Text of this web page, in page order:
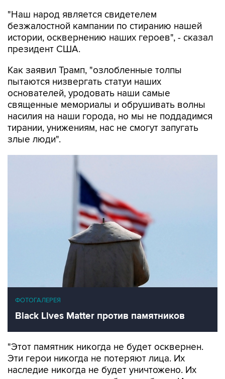
"Наш народ является свидетелем
безжалостной кампании по стиранию нашей
истории, осквернению наших героев", - сказал
президент США.
Как заявил Трамп, "озлобленные толпы
пытаются низвергать статуи наших
основателей, уродовать наши самые
священные мемориалы и обрушивать волны
насилия на наши города, но мы не поддадимся
тирании, унижениям, нас не смогут запугать
злые люди".
ФОТОГАЛЕРЕЯ
Black Lives Matter против памятников
"Этот памятник никогда не будет осквернен.
Эти герои никогда не потеряют лица. Их
наследие никогда не будет уничтожено. Их